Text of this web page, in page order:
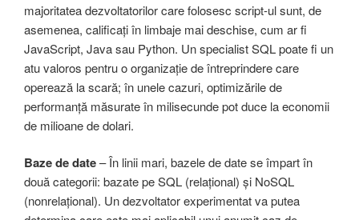
majoritatea dezvoltatorilor care folosesc script-ul sunt, de
asemenea, calificați în limbaje mai deschise, cum ar fi
JavaScript, Java sau Python. Un specialist SQL poate fi un
atu valoros pentru o organizație de întreprindere care
operează la scară; în unele cazuri, optimizările de
performanță măsurate în milisecunde pot duce la economii
de milioane de dolari.
Baze de date– În linii mari, bazele de date se împart în
două categorii: bazate pe SQL (relațional) și NoSQL
(nonrelațional). Un dezvoltator experimentat va putea